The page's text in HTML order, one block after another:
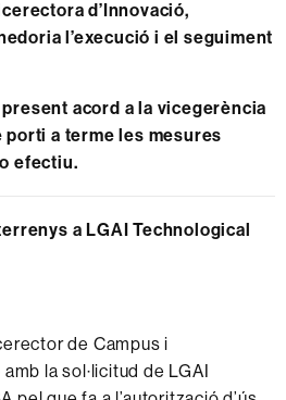
d’Innovació,
l’execució i el seguiment
acord a la vicegerència
porti a terme les mesures
efectiu.
a LGAI Technological
de Campus i
la sol·licitud de LGAI